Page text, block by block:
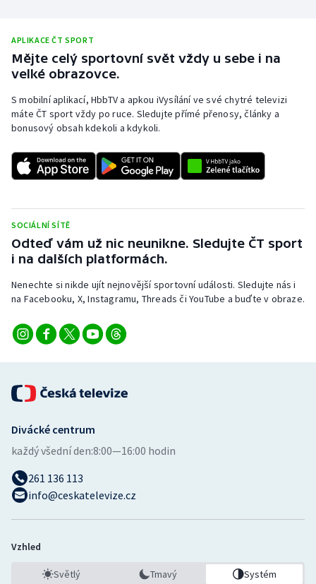
Plavání
Plážový volejbal
Ragby
Rychlostní kanoistika
Short track
Sportovní střelba
Stolní tenis
Veslování
Ostatní
APLIKACE ČT SPORT
Mějte celý sportovní svět vždy u sebe i na
velké obrazovce.
S mobilní aplikací, HbbTV a apkou iVysílání ve své chytré televizi
máte ČT sport vždy po ruce. Sledujte přímé přenosy, články a
bonusový obsah kdekoli a kdykoli.
SOCIÁLNÍ SÍTĚ
Odteď vám už nic neunikne. Sledujte ČT sport
i na dalších platformách.
Nenechte si nikde ujít nejnovější sportovní události. Sledujte nás i
na Facebooku, X, Instagramu, Threads či YouTube a buďte v obraze.
Divácké centrum
každý všední den:8:00—16:00 hodin
261 136 113
info@ceskatelevize.cz
Vzhled
Světlý Tmavý Systém